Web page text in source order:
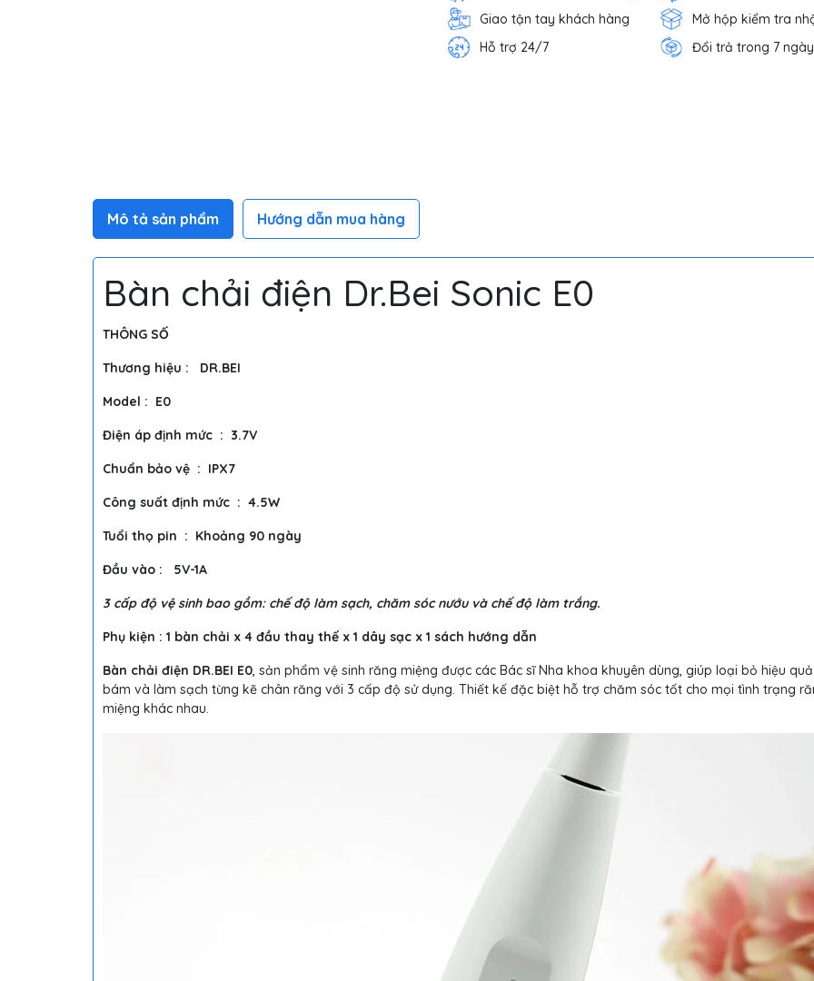
Giao tận tay khách hàng
Mở hộp kiểm tra
Hỗ trợ 24/7
Đổi trả trong 7 ngày
Mô tả sản phẩm Hướng dẫn mua hàng
Bàn chải điện Dr.Bei Sonic E0
THÔNG SỐ
Thương hiệu : DR.BEI
Model : E0
Điện áp định mức : 3.7V
Chuẩn bảo vệ : IPX7
Công suất định mức : 4.5W
Tuổi thọ pin : Khoảng 90 ngày
Đầu vào : 5V-1A
3 cấp độ vệ sinh bao gồm: chế độ làm sạch, chăm sóc nướu và chế độ làm trắng.
Phụ kiện : 1 bàn chải x 4 đầu thay thế x 1 dây sạc x 1 sách hướng dẫn
Bàn chải điện DR.BEI E0, sản phẩm vệ sinh răng miệng được các Bác sĩ Nha khoa khuyên dùng, giúp loại bỏ hiệu
bám và làm sạch từng kẽ chân răng với 3 cấp độ sử dụng. Thiết kế đặc biệt hỗ trợ chăm sóc tốt cho mọi tình trạng
miệng khác nhau.